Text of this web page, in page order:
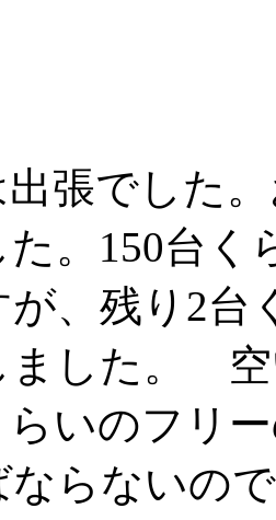
張でした
た。150台
が、残り2台
ました。 空
いのフリ
ならないの